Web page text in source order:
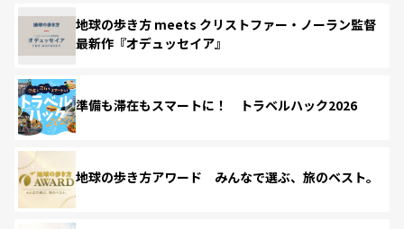
地球の歩き方 meets クリストファー・ノーラン監督
最新作『オデュッセイア』
準備も滞在もスマートに！ トラベルハック2026
地球の歩き方アワード みんなで選ぶ、旅のベスト。